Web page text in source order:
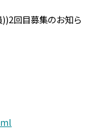
回目募集のお知ら